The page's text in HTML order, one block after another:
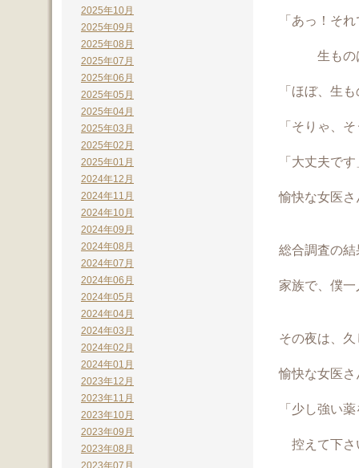
「あっ！そ
生ものは
「ほぼ、生
「そりゃ、
「大丈夫で
愉快な女医
総合調査の
家族で、僕
その夜は、
愉快な女医さ
「少し強い
控えて下さ
2025年10月
2025年09月
2025年08月
2025年07月
2025年06月
2025年05月
2025年04月
2025年03月
2025年02月
2025年01月
2024年12月
2024年11月
2024年10月
2024年09月
2024年08月
2024年07月
2024年06月
2024年05月
2024年04月
2024年03月
2024年02月
2024年01月
2023年12月
2023年11月
2023年10月
2023年09月
2023年08月
2023年07月